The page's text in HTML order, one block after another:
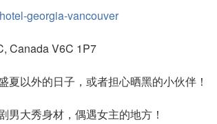
georgia-vancouver
Canada V6C 1P7
以外的日子，或者担心晒黑的小伙伴！
大秀身材，偶遇女主的地方！